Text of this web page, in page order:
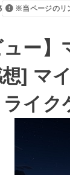
※当ページのリ
ュー
] マ
イク